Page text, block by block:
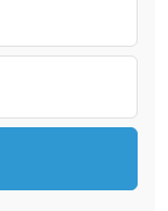
sem Desconto
sem Desconto